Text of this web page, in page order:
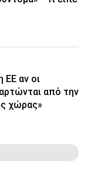
ΕΕ αν οι
από την
χώρας»